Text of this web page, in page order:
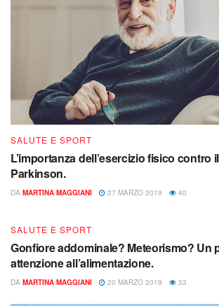
SALUTE E SPORT
L’importanza dell’esercizio fisico contro
Parkinson.
DA MARTINA MAGGIANI 27 MARZO 2019 40
SALUTE E SPORT
Gonfiore addominale? Meteorismo? Un
attenzione all’alimentazione.
DA MARTINA MAGGIANI 20 MARZO 2019 33